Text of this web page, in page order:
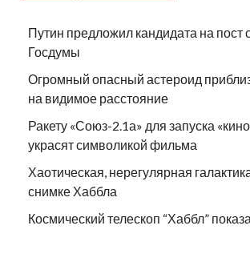
Путин предложил кандидата на пост
Госдумы
Огромный опасный астероид
на видимое расстояние
Ракету «Союз-2.1а» для запуска
украсят символикой фильма
Хаотическая, нерегулярная
снимке Хаббла
Космический телескоп “Хаббл”